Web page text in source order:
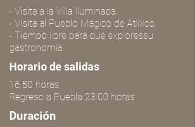
- Visita a la Villa Iluminada.
- Visita al Pueblo Mágico de Atlixco.
- Tiempo libre para que exploressu
gastronomía.
Horario de salidas
16:50 horas
Regreso a Puebla 23:00 horas
Duración